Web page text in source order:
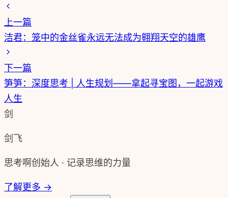
上一篇
洁君：笼中的金丝雀永远无法成为翱翔天空的雄鹰
下一篇
笋笋：深度思考 | 人生规划——拿起寻宝图，一起游戏
人生
剑
剑飞
思考啊创始人 · 记录思维的力量
了解更多 →